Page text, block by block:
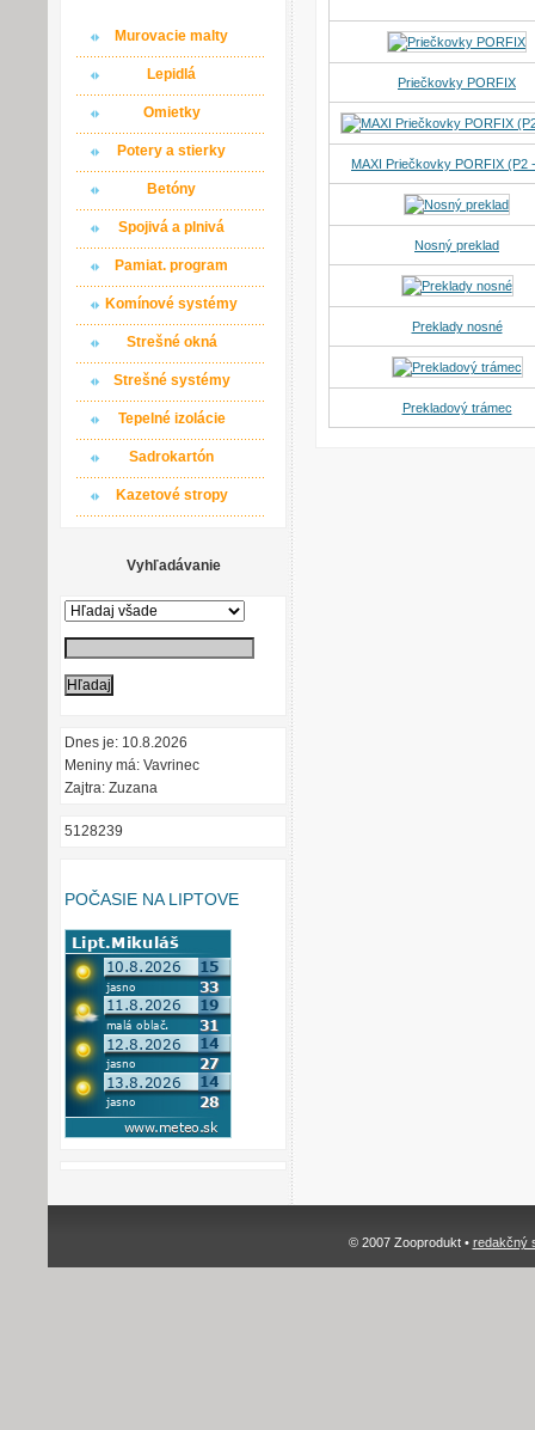
Murovacie malty
Lepidlá
Omietky
Potery a stierky
Betóny
Spojivá a plnivá
Pamiat. program
Komínové systémy
Strešné okná
Strešné systémy
Tepelné izolácie
Sadrokartón
Kazetové stropy
Vyhľadávanie
Dnes je: 10.8.2026
Meniny má: Vavrinec
Zajtra: Zuzana
5128239
POČASIE NA LIPTOVE
Priečkovky PORFIX
MAXI Priečkovky PORFIX (P2
Nosný preklad
Preklady nosné
Prekladový trámec
© 2007 Zooprodukt • redakčný